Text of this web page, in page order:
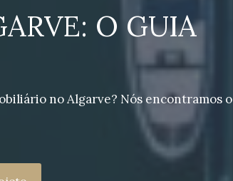
O GUIA
no Algarve? Nós encontramos o